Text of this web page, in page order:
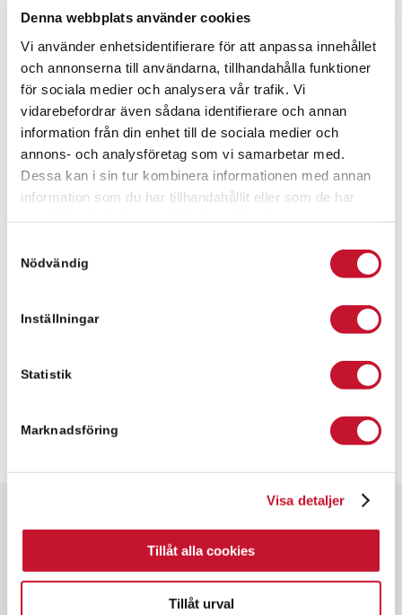
Denna webbplats använder cookies
Vi använder enhetsidentifierare för att anpassa innehållet
och annonserna till användarna, tillhandahålla funktioner
för sociala medier och analysera vår trafik. Vi
vidarebefordrar även sådana identifierare och annan
information från din enhet till de sociala medier och
annons- och analysföretag som vi samarbetar med.
Dessa kan i sin tur kombinera informationen med annan
information som du har tillhandahållit eller som de har
Nödvändig
Inställningar
Statistik
Marknadsföring
Visa detaljer
Tillåt alla cookies
Tillåt urval
Fanny Pålsson
Fanny Pålsson
+46 736 630029
Snabbfakta
✓ Butikslokal